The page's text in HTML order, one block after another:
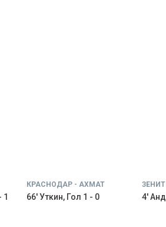
1
КРАСНОДАР - АХМАТ
66' Уткин, Гол 1 - 0 4'